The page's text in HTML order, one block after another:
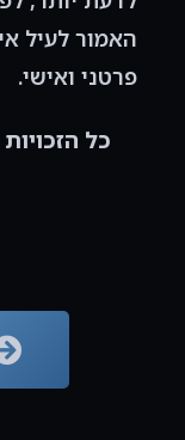
האמור לעיל
פרטני ואישי.
כל